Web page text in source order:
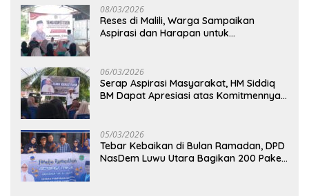
08/03/2026
Reses di Malili, Warga Sampaikan
Aspirasi dan Harapan untuk
06/03/2026
Serap Aspirasi Masyarakat, HM Siddiq
BM Dapat Apresiasi atas Komitmennya
05/03/2026
Tebar Kebaikan di Bulan Ramadan, DPD
NasDem Luwu Utara Bagikan 200 Paket